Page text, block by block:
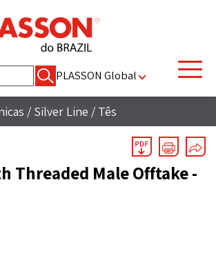
PLASSON Global
/ Silver Line / Tês
Threaded Male Offtake -